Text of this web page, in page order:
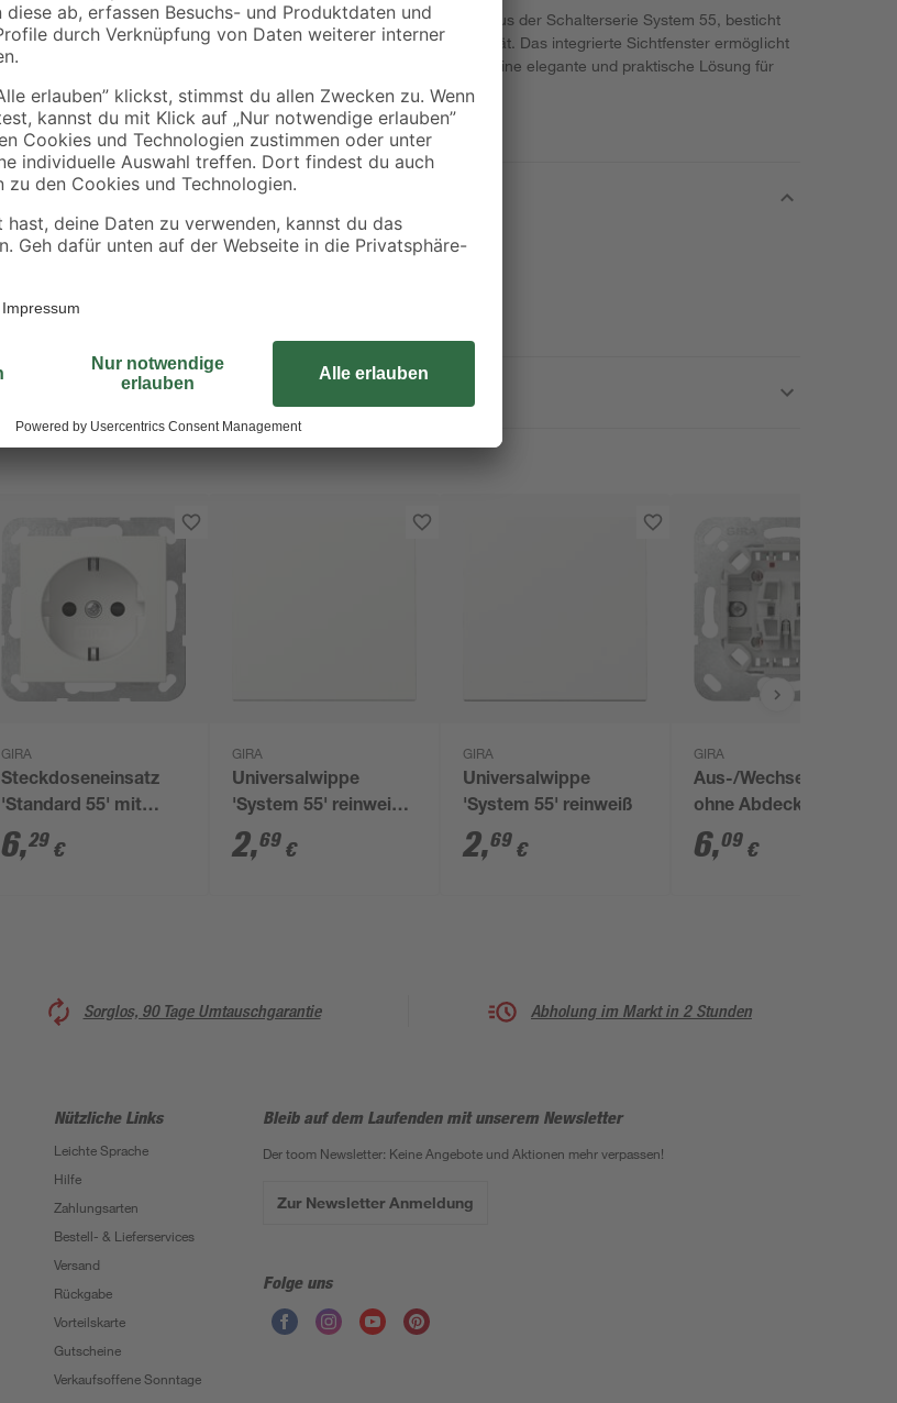
Die GIRA Kontrollwippe, in der Farbe reinweiß aus der Schalterserie System 55, besticht
durch ihr zeitloses Design und hohe Funktionalität. Das integrierte Sichtfenster ermöglicht
die einfache Überprüfung des Schaltzustands. Eine elegante und praktische Lösung für
moderne Elektroinstallationen.
GIRA
Steckdoseneinsatz
'Standard 55' mit
erhöhtem
Berührungsschutz
6,29 €
GIRA
Universalwippe
'System 55' reinweiß
matt
2,69 €
GIRA
Universalwippe
'System 55' reinweiß
2,69 €
GIRA
Aus-/
ohne Abdeckung
6,09 €
Sorglos, 90 Tage Umtauschgarantie Abholung im Markt in 2 Stunden
Nützliche Links
Leichte Sprache
Hilfe
Zahlungsarten
Bestell- & Lieferservices
Versand
Rückgabe
Vorteilskarte
Gutscheine
Verkaufsoffene Sonntage
Bleib auf dem Laufenden mit unserem Newsletter
Der toom Newsletter: Keine Angebote und Aktionen mehr verpassen!
Zur Newsletter Anmeldung
Folge uns